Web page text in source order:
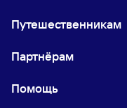
Путешественникам
Партнёрам
Помощь